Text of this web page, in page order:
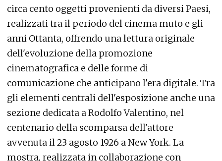
circa cento oggetti provenienti da diversi Paesi,
realizzati tra il periodo del cinema muto e gli
anni Ottanta, offrendo una lettura originale
dell'evoluzione della promozione
cinematografica e delle forme di
comunicazione che anticipano l'era digitale. Tra
gli elementi centrali dell'esposizione anche una
sezione dedicata a Rodolfo Valentino, nel
centenario della scomparsa dell'attore
avvenuta il 23 agosto 1926 a New York. La
mostra, realizzata in collaborazione con